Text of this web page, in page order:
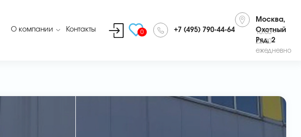
О компании Контакты 0 +7 (495) 790-44-64
Москва,
Охотный
Ряд, 2
10:00 -
22:00
ежедневно